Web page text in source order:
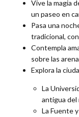
Vive la magia
un paseo en
Pasa una
tradicional,
Contempla
sobre las
Explora la
La
antigua del
La Fuente